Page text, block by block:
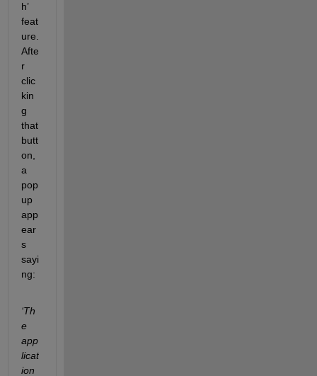
h’
feat
ure.
Afte
r
clic
kin
g
that
butt
on,
a
pop
up
app
ear
s
sayi
ng:
‘Th
e
app
licat
ion